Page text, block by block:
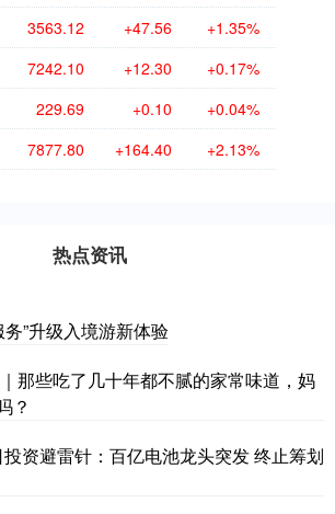
3563.12 +47.56 +1.35%
7242.10 +12.30 +0.17%
229.69 +0.10 +0.04%
7877.80 +164.40 +2.13%
热点资讯
”升级入境游新体验
那些吃了几十年都不腻的家常味道，妈
？
资避雷针：百亿电池龙头突发 终止筹划